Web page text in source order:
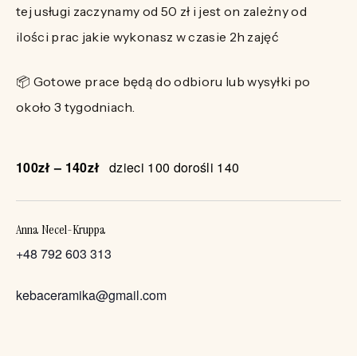
tej usługi zaczynamy od 50 zł i jest on zależny od
ilości prac jakie wykonasz w czasie 2h zajęć
📦 Gotowe prace będą do odbioru lub wysyłki po
około 3 tygodniach.
100zł – 140zł dzieci 100 dorośli 140
Anna Necel-Kruppa
+48 792 603 313
kebaceramika@gmail.com